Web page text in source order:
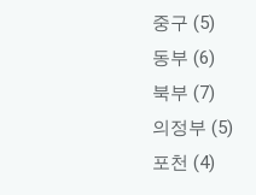
중구 (5)
동부 (6)
북부 (7)
의정부 (5)
포천 (4)